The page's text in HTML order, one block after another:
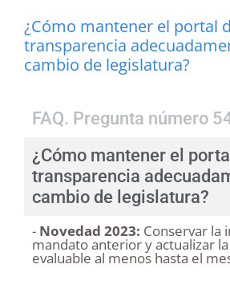
¿Cómo mantener el portal
transparencia
cambio de legislatura?
FAQ. Pregunta número
¿Cómo mantener el
transparencia
cambio de legislatura?
- Novedad 2023: Conservar la
mandato anterior y actualizar
evaluable al menos hasta el